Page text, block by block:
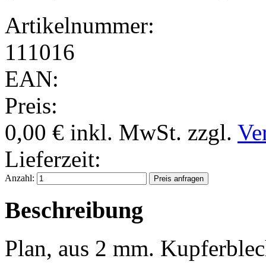
Artikelnummer:
111016
EAN:
Preis:
0,00 € inkl. MwSt. zzgl.
Lieferzeit:
Anzahl:
Beschreibung
Plan, aus 2 mm.